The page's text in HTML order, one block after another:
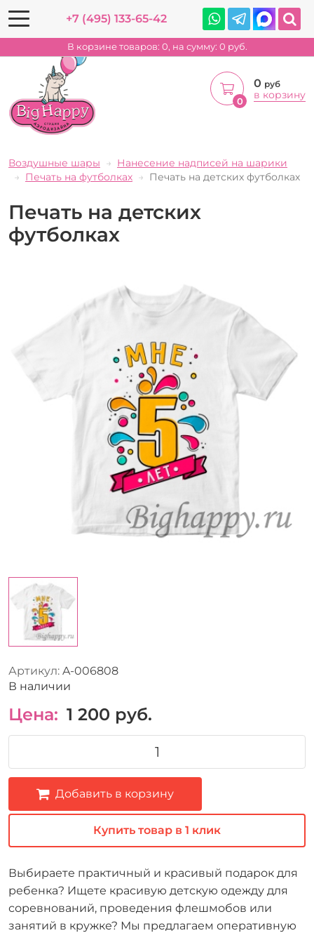
+7 (495) 133-65-42
В корзине товаров: 0, на сумму: 0 руб.
0
0 руб
в корзину
Воздушные шары
Нанесение надписей на шарики
Печать на футболках
Печать на детских футболках
Печать на детских
футболках
Артикул: A-006808
В наличии
Цена: 1 200 руб.
Добавить в корзину
Купить товар в 1 клик
Выбираете практичный и красивый подарок для
ребенка? Ищете красивую детскую одежду для
соревнований, проведения флешмобов или
занятий в кружке? Мы предлагаем оперативную